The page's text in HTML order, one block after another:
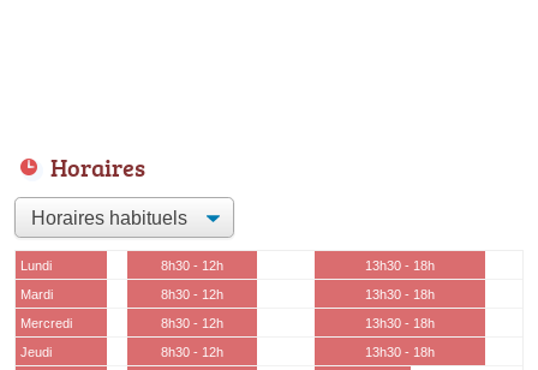
Horaires
Lundi 8h30 - 12h
13h30 - 18h
Mardi
8h30 - 12h
13h30 - 18h
Mercredi
8h30 - 12h
13h30 - 18h
Jeudi
8h30 - 12h
13h30 - 18h